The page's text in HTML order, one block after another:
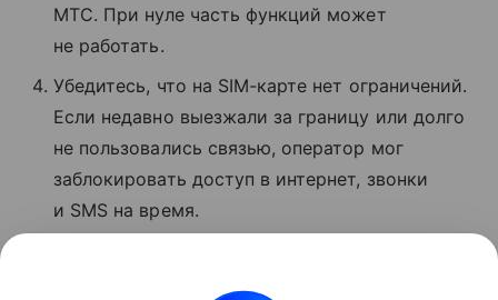
МТС. При нуле часть функций может
не работать.
Убедитесь, что на SIM-карте нет ограничений.
Если недавно выезжали за границу или долго
не пользовались связью, оператор мог
заблокировать доступ в интернет, звонки
и SMS на время.